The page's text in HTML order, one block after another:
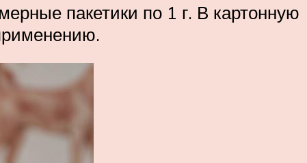
пакетики по 1 г. В картонную